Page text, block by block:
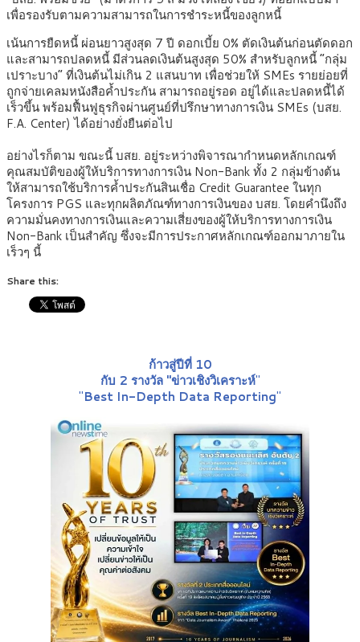
เพื่อรองรับตามความสามารถในการชำระหนี้ของลูกหนี้
เน้นการยืดหนี้ ผ่อนยาวสูงสุด 7 ปี ดอกเบี้ย 0% ตัดเงินต้นก่อนตัดดอก
และสามารถปลดหนี้ มีส่วนลดเงินต้นสูงสุด 50% สำหรับลูกหนี้ “กลุ่ม
เปราะบาง” ที่เงินต้นไม่เกิน 2 แสนบาท เพื่อช่วยให้ SMEs รายย่อยที่
ถูกจ่ายเคลมหนังสือค้ำประกัน สามารถอยู่รอด อยู่ได้และปลดหนี้ได้
เร็วขึ้น พร้อมฟื้นฟูธุรกิจผ่านศูนย์ที่ปรึกษาทางการเงิน SMEs (บสย.
F.A. Center) ได้อย่างยั่งยืนต่อไป
อย่างไรก็ตาม ขณะนี้ บสย. อยู่ระหว่างพิจารณากำหนดหลักเกณฑ์
คุณสมบัติของผู้ให้บริการทางการเงิน Non-Bank ทั้ง 2 กลุ่มข้างต้น
ให้สามารถใช้บริการค้ำประกันสินเชื่อ Credit Guarantee ในทุก
โครงการ PGS และทุกผลิตภัณฑ์ทางการเงินของ บสย. โดยคำนึงถึง
ความมั่นคงทางการเงินและความเสี่ยงของผู้ให้บริการทางการเงิน
Non-Bank เป็นสำคัญ ซึ่งจะมีการประกาศหลักเกณฑ์ออกมาภายใน
เร็วๆ นี้
Share this:
ก้าวสู่ปีที่ 10
กับ 2 รางวัล "ข่าวเชิงวิเคราะห์"
"Best In-Depth Data Reporting"